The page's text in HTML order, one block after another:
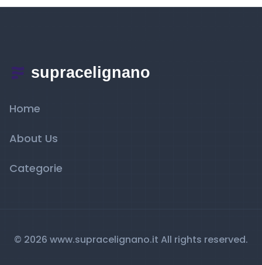
Home
About Us
Categorie
© 2026 www.supracelignano.it All rights reserved.